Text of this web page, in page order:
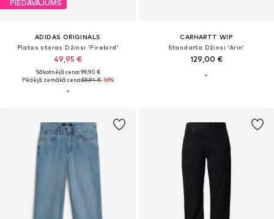
PIEDĀVĀJUMS
ADIDAS ORIGINALS
Platas staras Džinsi 'Firebird'
49,95 €
Sākotnējā cena: 99,90 €
Pēdējā zemākā cena:59,94 €-16%
CARHARTT WIP
Standarta Džinsi 'Arin'
129,00 €